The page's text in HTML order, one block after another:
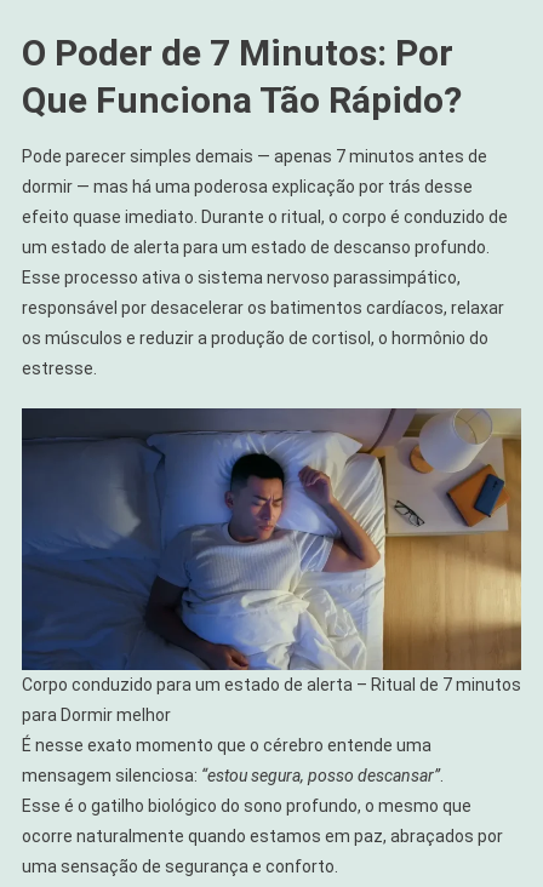
O Poder de 7 Minutos: Por
Que Funciona Tão Rápido?
Pode parecer simples demais — apenas 7 minutos antes de
dormir — mas há uma poderosa explicação por trás desse
efeito quase imediato. Durante o ritual, o corpo é conduzido de
um estado de alerta para um estado de descanso profundo.
Esse processo ativa o sistema nervoso parassimpático,
responsável por desacelerar os batimentos cardíacos, relaxar
os músculos e reduzir a produção de cortisol, o hormônio do
estresse.
Corpo conduzido para um estado de alerta – Ritual de 7 minutos
para Dormir melhor
É nesse exato momento que o cérebro entende uma
mensagem silenciosa: “estou segura, posso descansar”.
Esse é o gatilho biológico do sono profundo, o mesmo que
ocorre naturalmente quando estamos em paz, abraçados por
uma sensação de segurança e conforto.